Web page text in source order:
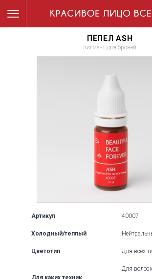
ПЕПЕЛ ASH
пигмент для бровей
Артикул 40007
Холодный/теплый
Цветотип Для всех
Для каких техник
Для